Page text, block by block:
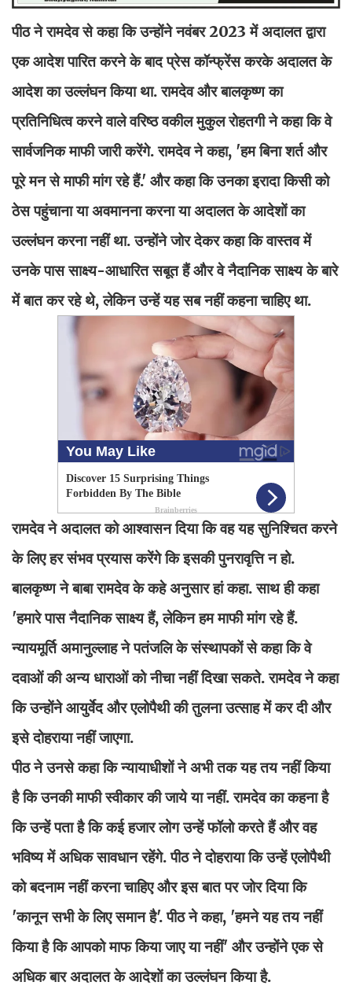
पीठ ने रामदेव से कहा कि उन्होंने नवंबर 2023 में अदालत द्वारा
एक आदेश पारित करने के बाद प्रेस कॉन्फ्रेंस करके अदालत के
आदेश का उल्लंघन किया था. रामदेव और बालकृष्ण का
प्रतिनिधित्व करने वाले वरिष्ठ वकील मुकुल रोहतगी ने कहा कि वे
सार्वजनिक माफी जारी करेंगे. रामदेव ने कहा, 'हम बिना शर्त और
पूरे मन से माफी मांग रहे हैं.' और कहा कि उनका इरादा किसी को
ठेस पहुंचाना या अवमानना करना या अदालत के आदेशों का
उल्लंघन करना नहीं था. उन्होंने जोर देकर कहा कि वास्तव में
उनके पास साक्ष्य-आधारित सबूत हैं और वे नैदानिक ​​साक्ष्य के बारे
में बात कर रहे थे, लेकिन उन्हें यह सब नहीं कहना चाहिए था.
रामदेव ने अदालत को आश्वासन दिया कि वह यह सुनिश्चित करने
के लिए हर संभव प्रयास करेंगे कि इसकी पुनरावृत्ति न हो.
बालकृष्ण ने बाबा रामदेव के कहे अनुसार हां कहा. साथ ही कहा
'हमारे पास नैदानिक साक्ष्य हैं, लेकिन हम माफी मांग रहे हैं.
न्यायमूर्ति अमानुल्लाह ने पतंजलि के संस्थापकों से कहा कि वे
दवाओं की अन्य धाराओं को नीचा नहीं दिखा सकते. रामदेव ने कहा
कि उन्होंने आयुर्वेद और एलोपैथी की तुलना उत्साह में कर दी और
इसे दोहराया नहीं जाएगा.
पीठ ने उनसे कहा कि न्यायाधीशों ने अभी तक यह तय नहीं किया
है कि उनकी माफी स्वीकार की जाये या नहीं. रामदेव का कहना है
कि उन्हें पता है कि कई हजार लोग उन्हें फॉलो करते हैं और वह
भविष्य में अधिक सावधान रहेंगे. पीठ ने दोहराया कि उन्हें एलोपैथी
को बदनाम नहीं करना चाहिए और इस बात पर जोर दिया कि
'कानून सभी के लिए समान है'. पीठ ने कहा, 'हमने यह तय नहीं
किया है कि आपको माफ किया जाए या नहीं' और उन्होंने एक से
अधिक बार अदालत के आदेशों का उल्लंघन किया है.